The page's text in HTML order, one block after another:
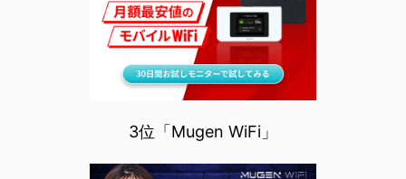
3位「Mugen WiFi」